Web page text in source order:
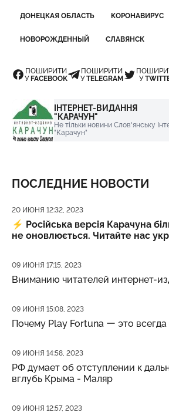
ДОНЕЦКАЯ ОБЛАСТЬ КОРОНАВИРУС
НОВОРОЖДЕННЫЙ СЛАВЯНСК
ПОШИРИТИ
УFACEBOOK
ПОШИРИТИ
УTELEGRAM
У
ІНТЕРНЕТ-ВИДАННЯ
"КАРАЧУН"
Не тільки новини Слов'янську
"Карачун"
ПОСЛЕДНИЕ НОВОСТИ
Дата публикации
20 ИЮНЯ 12:32, 2023
⚡️ Російська версія Карачуна
не оновлюється. Читайте нас
Дата публикации
09 ИЮНЯ 17:15, 2023
Вниманию читателей интернет-
Дата публикации
09 ИЮНЯ 15:08, 2023
Почему Play Fortuna ー это
Дата публикации
09 ИЮНЯ 14:58, 2023
РФ думает об отступлении к
вглубь Крыма - Маляр
Дата публикации
09 ИЮНЯ 12:57, 2023